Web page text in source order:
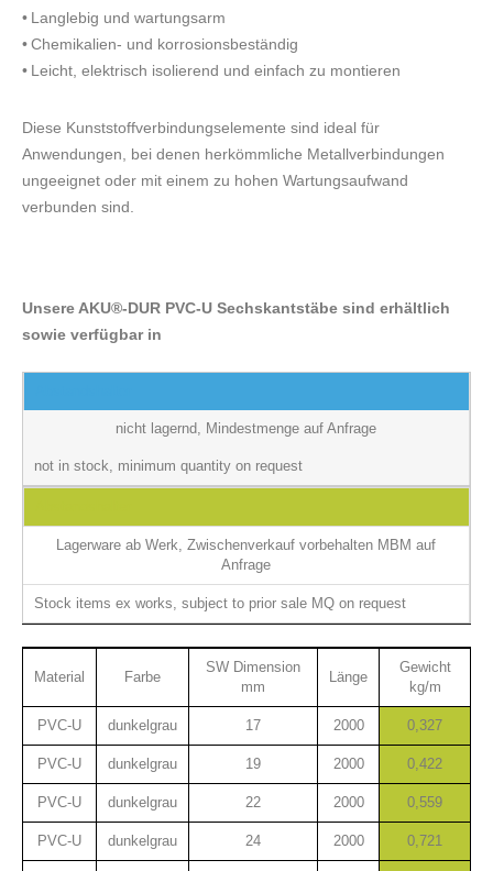
• Langlebig und wartungsarm
• Chemikalien- und korrosionsbeständig
• Leicht, elektrisch isolierend und einfach zu montieren
Diese Kunststoffverbindungselemente sind ideal für
Anwendungen, bei denen herkömmliche Metallverbindungen
ungeeignet oder mit einem zu hohen Wartungsaufwand
verbunden sind.
Unsere AKU®-DUR PVC-U Sechskantstäbe sind erhältlich
sowie verfügbar in
nicht lagernd, Mindestmenge auf Anfrage
not in stock, minimum quantity on request
Lagerware ab Werk, Zwischenverkauf vorbehalten MBM auf
Anfrage
Stock items ex works, subject to prior sale MQ on request
Material Farbe
SW Dimension
mm
Länge
Gewicht
kg/m
PVC-U dunkelgrau 17 2000 0,327
PVC-U dunkelgrau 19 2000 0,422
PVC-U dunkelgrau 22 2000 0,559
PVC-U dunkelgrau 24 2000 0,721